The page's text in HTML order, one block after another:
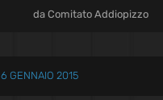
daComitato Addiopizzo
6 GENNAIO 2015